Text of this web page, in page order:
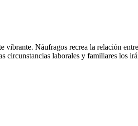
vibrante. Náufragos recrea la relación
laborales y familiares los